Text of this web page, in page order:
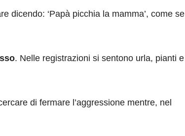
dicendo: ‘Papà picchia la mamma’, come se
. Nelle registrazioni si sentono urla, pianti e
di fermare l’aggressione mentre, nel